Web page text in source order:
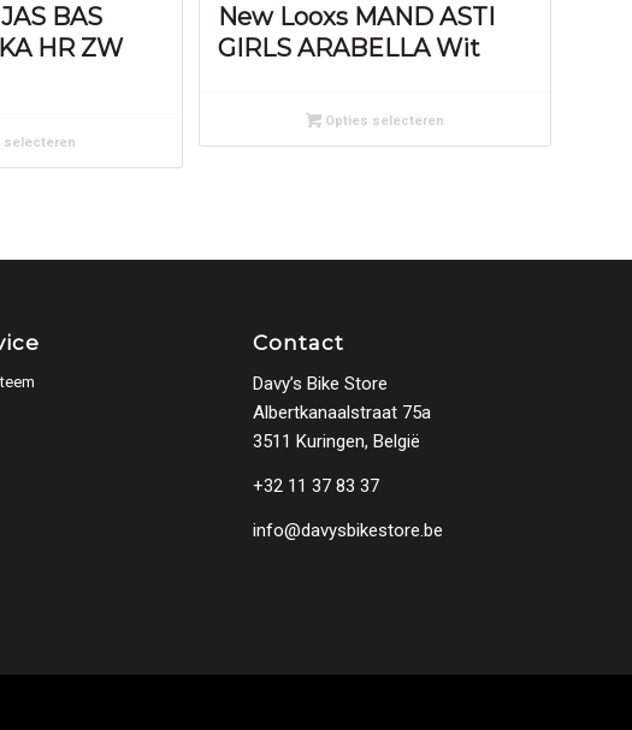
BAS
HR ZW
selecteren
New Looxs MAND ASTI
GIRLS ARABELLA Wit
Opties selecteren
Contact
Davy’s Bike Store
Albertkanaalstraat 75a
3511 Kuringen, België
+32 11 37 83 37
info@davysbikestore.be